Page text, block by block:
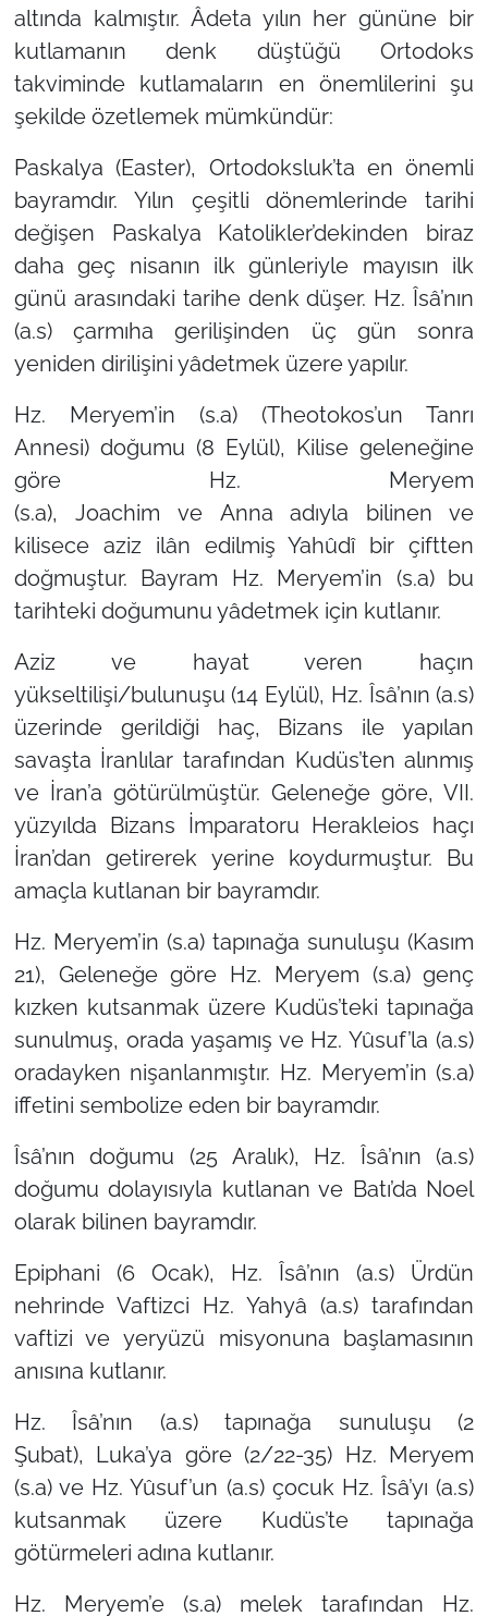
altında kalmıştır. Âdeta yılın her gününe bir
kutlamanın denk düştüğü Ortodoks
takviminde kutlamaların en önemlilerini şu
şekilde özetlemek mümkündür:
Paskalya (Easter), Ortodoksluk’ta en önemli
bayramdır. Yılın çeşitli dönemlerinde tarihi
değişen Paskalya Katolikler’dekinden biraz
daha geç nisanın ilk günleriyle mayısın ilk
günü arasındaki tarihe denk düşer. Hz. Îsâ’nın
(a.s) çarmıha gerilişinden üç gün sonra
yeniden dirilişini yâdetmek üzere yapılır.
Hz. Meryem’in (s.a) (Theotokos’un Tanrı
Annesi) doğumu (8 Eylül), Kilise geleneğine
göre Hz. Meryem
(s.a), Joachim ve Anna adıyla bilinen ve
kilisece aziz ilân edilmiş Yahûdî bir çiftten
doğmuştur. Bayram Hz. Meryem’in (s.a) bu
tarihteki doğumunu yâdetmek için kutlanır.
Aziz ve hayat veren haçın
yükseltilişi/bulunuşu (14 Eylül), Hz. Îsâ’nın (a.s)
üzerinde gerildiği haç, Bizans ile yapılan
savaşta İranlılar tarafından Kudüs’ten alınmış
ve İran’a götürülmüştür. Geleneğe göre, VII.
yüzyılda Bizans İmparatoru Herakleios haçı
İran’dan getirerek yerine koydurmuştur. Bu
amaçla kutlanan bir bayramdır.
Hz. Meryem’in (s.a) tapınağa sunuluşu (Kasım
21), Geleneğe göre Hz. Meryem (s.a) genç
kızken kutsanmak üzere Kudüs’teki tapınağa
sunulmuş, orada yaşamış ve Hz. Yûsuf’la (a.s)
oradayken nişanlanmıştır. Hz. Meryem’in (s.a)
iffetini sembolize eden bir bayramdır.
Îsâ’nın doğumu (25 Aralık), Hz. Îsâ’nın (a.s)
doğumu dolayısıyla kutlanan ve Batı’da Noel
olarak bilinen bayramdır.
Epiphani (6 Ocak), Hz. Îsâ’nın (a.s) Ürdün
nehrinde Vaftizci Hz. Yahyâ (a.s) tarafından
vaftizi ve yeryüzü misyonuna başlamasının
anısına kutlanır.
Hz. Îsâ’nın (a.s) tapınağa sunuluşu (2
Şubat), Luka’ya göre (2/22-35) Hz. Meryem
(s.a) ve Hz. Yûsuf’un (a.s) çocuk Hz. Îsâ’yı (a.s)
kutsanmak üzere Kudüs’te tapınağa
götürmeleri adına kutlanır.
Hz. Meryem’e (s.a) melek tarafından Hz.